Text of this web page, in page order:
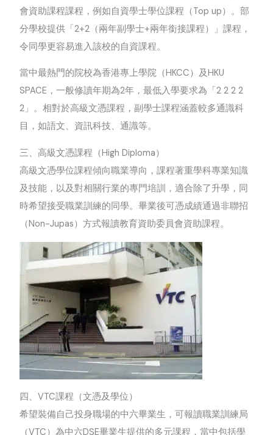
會資助課程課程，例如自資學士學位課程（Top up）。部
分學校提供「2+2 （兩年副學士+兩年銜接課程）」課程，
令同學更容易進入該校的自資課程。
當中最熱門的院校為香港專上學院（HKCC）及HKU
SPACE ，一般修讀年期為2年，最低入學要求為「2 2 2 2
2 」。相對於高級文憑課程，副學士課程涵蓋較多通識科
目，如語文、資訊科技、通識等。
三、高級文憑課程（High Diploma）
高級文憑學位課程傾向職業導向，課程著重學科專業知識
及技能，以及對相關行業的專門培訓，適合除了升學，同
時希望接受職業訓練的同學。畢業後可憑成績通過非聯招
（Non-Jupas）方式報讀教育資助委員會資助課程。
四、VTC課程（文憑及學位）
希望裝備自己投身職場的中六畢業生，可報讀職業訓練局
（VTC）為中六DSE畢業生提供的多元課程，當中包括學